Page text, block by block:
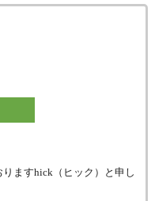
ますhick（ヒック）と申し